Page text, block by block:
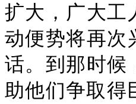
扩大，广大工
动便势将再
话。到那时候
助他们争取得